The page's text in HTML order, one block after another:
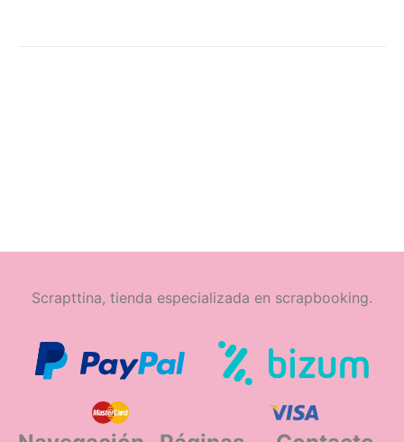
Scrapttina, tienda especializada en scrapbooking.